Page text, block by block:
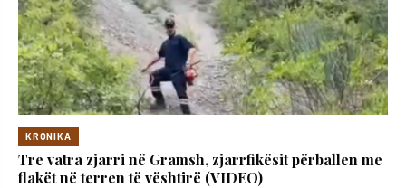
KRONIKA
Tre vatra zjarri në Gramsh, zjarrfikësit përballen me
flakët në terren të vështirë (VIDEO)